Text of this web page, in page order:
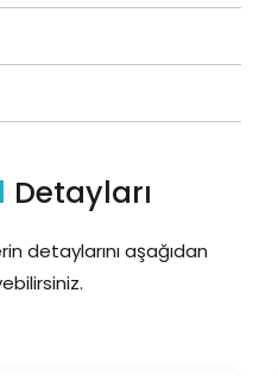
Detayları
detaylarını aşağıdan